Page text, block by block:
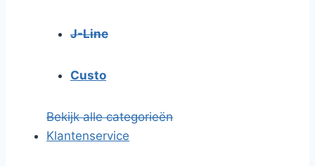
J-Line
Custo
Bekijk alle categorieën
Klantenservice